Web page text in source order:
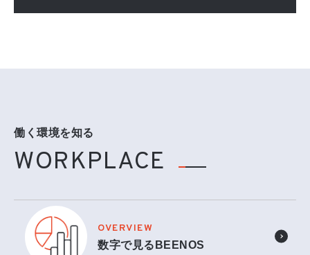
働く環境を知る
WORKPLACE
OVERVIEW
数字で見るBEENOS